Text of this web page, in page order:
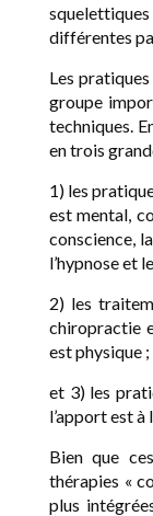
différentes
Les
groupe
techniques.
en trois
1) les
est mental,
conscience,
l’hypnose et
2) les
chiropractie
est physique ;
et 3) les
l’apport est
Bien que
thérapies «
plus